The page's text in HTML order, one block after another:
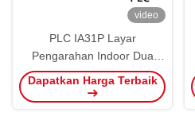
video
PLC IA31P Layar
Pengarahan Indoor Dua
Cara Tampilan Ruang Parkir
Dapatkan Harga Terbaik